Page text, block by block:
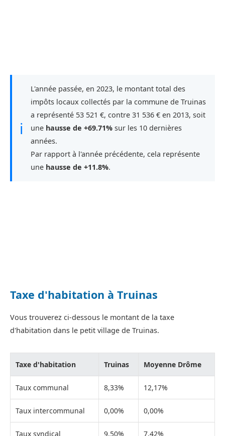
ℹ
L'année passée, en 2023, le montant total des
impôts locaux collectés par la commune de Truinas
a représenté 53 521 €, contre 31 536 € en 2013, soit
une hausse de +69.71% sur les 10 dernières
années.
Par rapport à l'année précédente, cela représente
une hausse de +11.8%.
Taxe d'habitation à Truinas
Vous trouverez ci-dessous le montant de la taxe
d'habitation dans le petit village de Truinas.
Taxe d'habitation Truinas Moyenne Drôme
Taux communal 8,33% 12,17%
Taux intercommunal 0,00% 0,00%
Taux syndical 9,50% 7,42%